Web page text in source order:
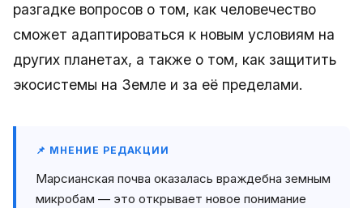
разгадке вопросов о том, как человечество
сможет адаптироваться к новым условиям на
других планетах, а также о том, как защитить
экосистемы на Земле и за её пределами.
📌 МНЕНИЕ РЕДАКЦИИ
Марсианская почва оказалась враждебна земным
микробам — это открывает новое понимание